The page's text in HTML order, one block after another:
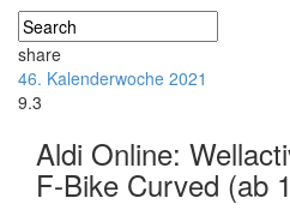
share
46. Kalenderwoche 2021
9.3
Aldi Online:
F-Bike Curved (ab